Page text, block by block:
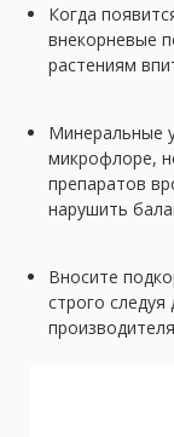
Когда
внекорневые
растениям
Минеральные
микрофлоре,
препаратов
нарушить
Вносите
строго